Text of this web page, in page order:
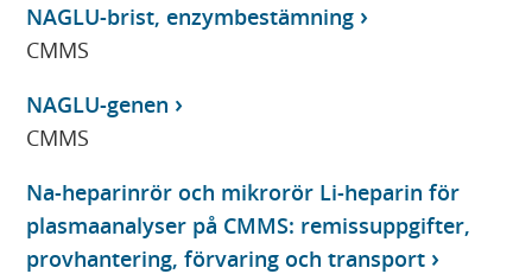
NAGLU-brist, enzymbestämning
CMMS
NAGLU-genen
CMMS
Na-heparinrör och mikrorör Li-heparin för
plasmaanalyser på CMMS: remissuppgifter,
provhantering, förvaring och transport